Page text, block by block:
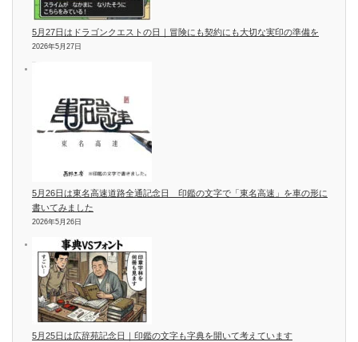
5月27日はドラゴンクエストの日｜冒険にも契約にも大切な実印の準備を
2026年5月27日
5月26日は東名高速道路全通記念日 印鑑の文字で「東名高速」を車の形に
書いてみました
2026年5月26日
5月25日は広辞苑記念日｜印鑑の文字も字典を開いて考えています